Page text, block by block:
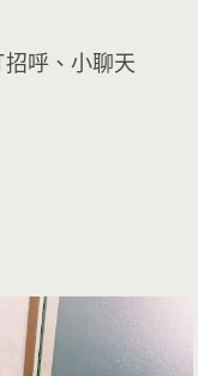
呼、小聊天